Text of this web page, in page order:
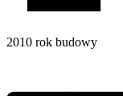
2010 rok budowy